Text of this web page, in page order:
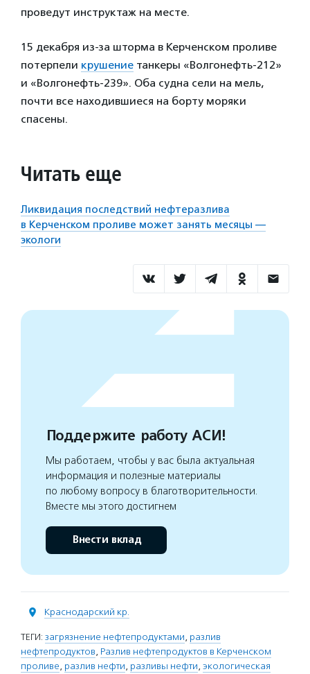
проведут инструктаж на месте.
15 декабря из-за шторма в Керченском проливе
потерпели крушение танкеры «Волгонефть-212»
и «Волгонефть-239». Оба судна сели на мель,
почти все находившиеся на борту моряки
спасены.
Читать еще
Ликвидация последствий нефтеразлива
в Керченском проливе может занять месяцы —
экологи
Поддержите работу АСИ!
Мы работаем, чтобы у вас была актуальная
информация и полезные материалы
по любому вопросу в благотворительности.
Вместе мы этого достигнем
Внести вклад
Краснодарский кр.
ТЕГИ: загрязнение нефтепродуктами, разлив
нефтепродуктов, Разлив нефтепродуктов в Керченском
проливе, разлив нефти, разливы нефти, экологическая